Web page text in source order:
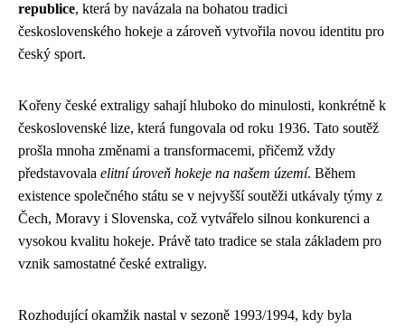
republice, která by navázala na bohatou tradici
československého hokeje a zároveň vytvořila novou identitu pro
český sport.
Kořeny české extraligy sahají hluboko do minulosti, konkrétně k
československé lize, která fungovala od roku 1936. Tato soutěž
prošla mnoha změnami a transformacemi, přičemž vždy
představovala elitní úroveň hokeje na našem území. Během
existence společného státu se v nejvyšší soutěži utkávaly týmy z
Čech, Moravy i Slovenska, což vytvářelo silnou konkurenci a
vysokou kvalitu hokeje. Právě tato tradice se stala základem pro
vznik samostatné české extraligy.
Rozhodující okamžik nastal v sezoně 1993/1994, kdy byla